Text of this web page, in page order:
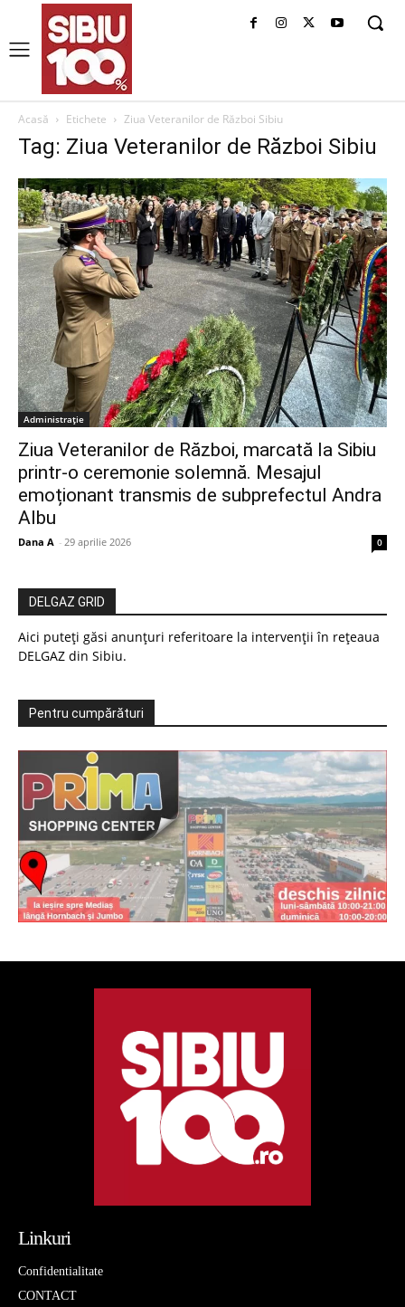
Acasă Etichete Ziua Veteranilor de Război Sibiu
Tag: Ziua Veteranilor de Război Sibiu
Administrație
Ziua Veteranilor de Război, marcată la Sibiu
printr-o ceremonie solemnă. Mesajul
emoționant transmis de subprefectul Andra
Albu
Dana A - 29 aprilie 2026 0
DELGAZ GRID
Aici puteți găsi anunțuri referitoare la intervenții în rețeaua
DELGAZ din Sibiu.
Pentru cumpărături
Linkuri
Confidentialitate
CONTACT